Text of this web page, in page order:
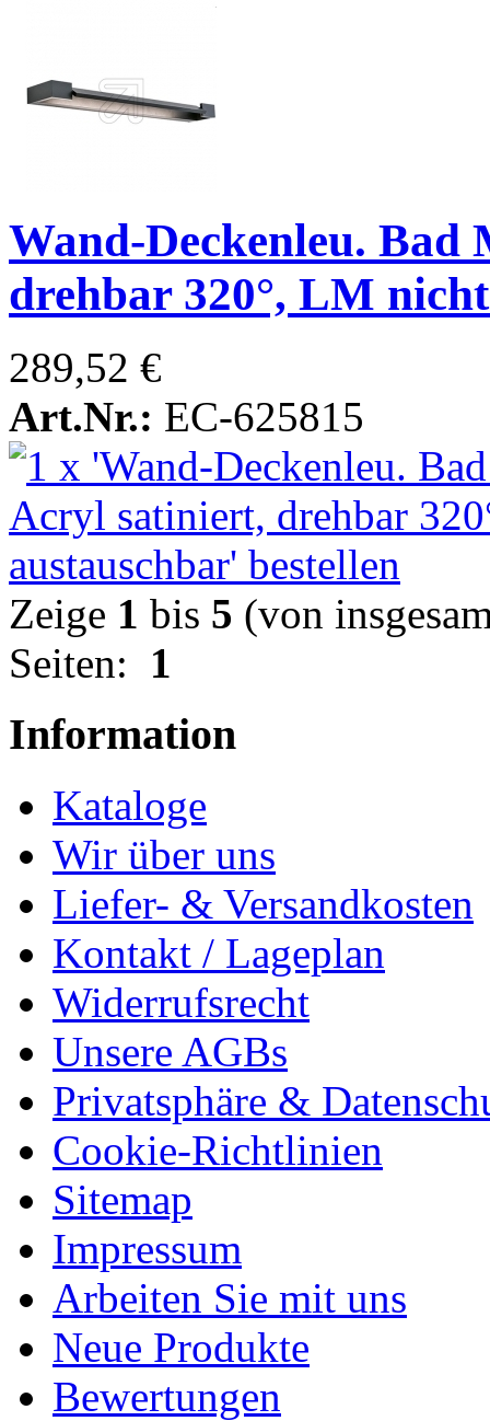
Wand-Deckenleu.
drehbar 320°, LM
289,52 €
Art.Nr.: EC-625815
Zeige 1 bis 5 (von
Seiten: 1
Information
Kataloge
Wir über uns
Liefer- & Versandkosten
Kontakt / Lageplan
Widerrufsrecht
Unsere AGBs
Privatsphäre &
Cookie-Richtlinien
Sitemap
Impressum
Arbeiten Sie mit uns
Neue Produkte
Bewertungen